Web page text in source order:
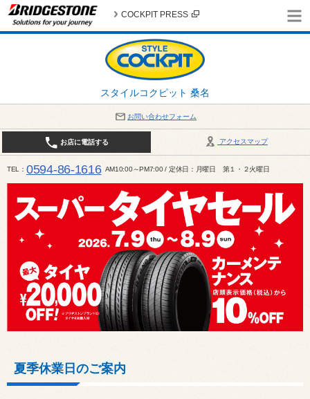
スタイルコクピット 桑名
COCKPIT PRESS
お問い合わせフォーム
アクセスマップ
お店に電話する
TEL 0594-86-1616 AM10:00～PM7:00 / 定休日：月曜日 第１・２火曜日
夏季休業日のご案内